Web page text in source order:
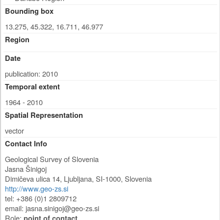
Bounding box
13.275, 45.322, 16.711, 46.977
Region
Date
publication: 2010
Temporal extent
1964 - 2010
Spatial Representation
vector
Contact Info
Geological Survey of Slovenia
Jasna Šinigoj
Dimičeva ulica 14, Ljubljana, SI-1000, Slovenia
http://www.geo-zs.si
tel: +386 (0)1 2809712
email: jasna.sinigoj@geo-zs.si
Role: